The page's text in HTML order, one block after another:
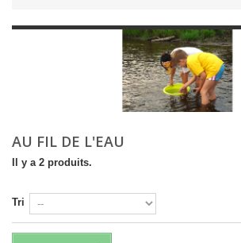
AU FIL DE L'EAU
Il y a 2 produits.
Tri